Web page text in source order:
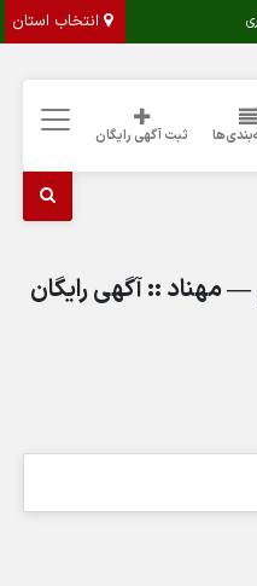
انتخاب استان
ثبت آگهی رایگان
مهناد :: آگهی رایگان